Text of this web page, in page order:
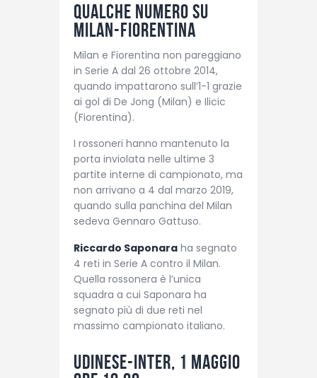
Qualche numero su
Milan-Fiorentina
Milan e Fiorentina non pareggiano
in Serie A dal 26 ottobre 2014,
quando impattarono sull’1-1 grazie
ai gol di De Jong (Milan) e Ilicic
(Fiorentina).
I rossoneri hanno mantenuto la
porta inviolata nelle ultime 3
partite interne di campionato, ma
non arrivano a 4 dal marzo 2019,
quando sulla panchina del Milan
sedeva Gennaro Gattuso.
Riccardo Saponara ha segnato
4 reti in Serie A contro il Milan.
Quella rossonera è l’unica
squadra a cui Saponara ha
segnato più di due reti nel
massimo campionato italiano.
Udinese-Inter, 1 maggio